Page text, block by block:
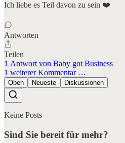
Ich liebe es Teil davon zu sein ❤️
Antworten
Teilen
1 Antwort von Baby got Business
1 weiterer Kommentar …
Oben Neueste Diskussionen
Keine Posts
Sind Sie bereit für mehr?